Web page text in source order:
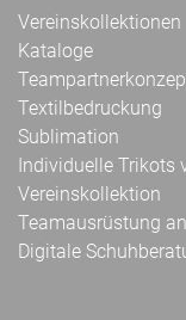
Vereinskollektionen
Kataloge
Textilbedruckung
Sublimation
Individuelle Trikots
Vereinskollektion
Teamausrüstung
Digitale